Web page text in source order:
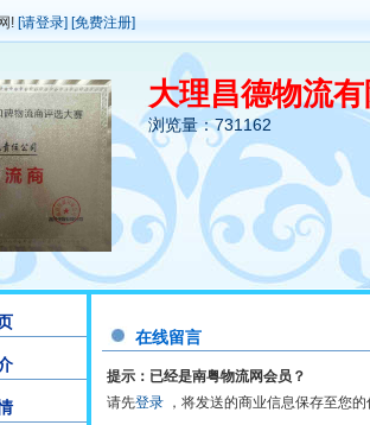
! [请登录] [免费注册]
大理昌德物流
浏览量：731162
在线留言
提示：已经是南粤物流网会员？
请先登录 ，将发送的商业信息保存至您